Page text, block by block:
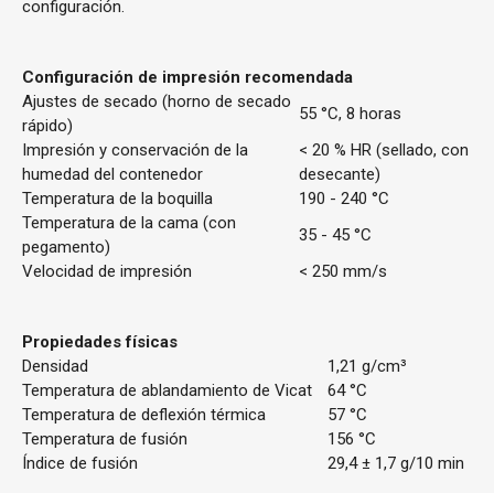
configuración.
Configuración de impresión recomendada
Ajustes de secado (horno de secado
rápido)
55 °C, 8 horas
Impresión y conservación de la
humedad del contenedor
< 20 % HR (sellado, con
desecante)
Temperatura de la boquilla
190 - 240 °C
Temperatura de la cama (con
pegamento)
35 - 45 °C
Velocidad de impresión
< 250 mm/s
Propiedades físicas
Densidad
1,21 g/cm³
Temperatura de ablandamiento de Vicat
64 °C
Temperatura de deflexión térmica
57 °C
Temperatura de fusión
156 °C
Índice de fusión
29,4 ± 1,7 g/10 min